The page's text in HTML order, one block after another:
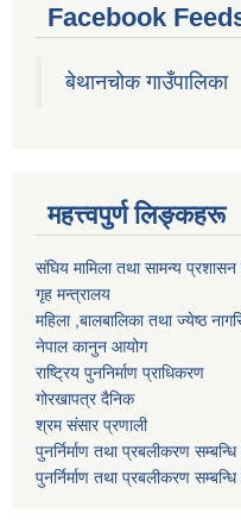
Facebook
बेथानचोक गाउँपालिका
महत्त्वपुर्ण लिङ्कहरू
संघिय मामिला तथा सामन्य प्रशासन
गृह मन्त्रालय
महिला ,बालबालिका तथा ज्येष्ठ
नेपाल कानुन आयोग
राष्ट्रिय पुननिर्माण प्राधिकरण
गोरखापत्र दैनिक
श्रम संसार प्रणाली
पुनर्निर्माण तथा प्रबलीकरण
पुनर्निर्माण तथा प्रबलीकरण